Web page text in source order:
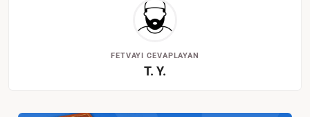
FETVAYI CEVAPLAYAN
T. Y.